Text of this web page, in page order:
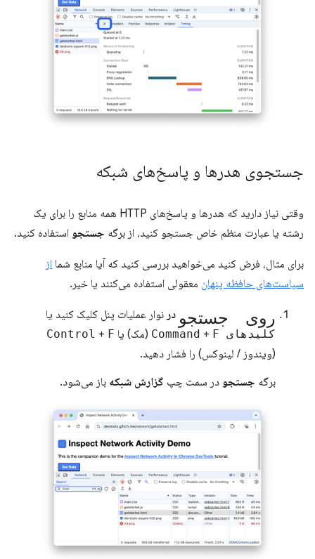
جستجوی هدرها و پاسخ‌های شبکه
وقتی نیاز دارید که هدرها و پاسخ‌های HTTP همه منابع را برای یک
رشته یا عبارت منظم خاص جستجو کنید، از برگه جستجو استفاده کنید.
برای مثال، فرض کنید می‌خواهید بررسی کنید که آیا منابع شما از
سیاست‌های حافظه پنهان معقولی استفاده می‌کنند یا خیر.
روی جستجو در نوار عملیات پنل کلیک کنید یا
کلیدهای Command + F (مک) یا Control + F
(ویندوز / لینوکس) را فشار دهید.
برگه جستجو در سمت چپ گزارش شبکه باز می‌شود.